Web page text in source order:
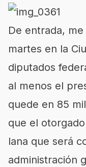
De entrada,
martes en la
diputados
al menos el
quede en 85
que el
lana que será
administración